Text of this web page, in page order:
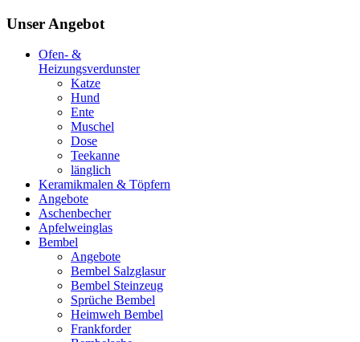
Unser Angebot
Ofen- &
Heizungsverdunster
Katze
Hund
Ente
Muschel
Dose
Teekanne
länglich
Keramikmalen & Töpfern
Angebote
Aschenbecher
Apfelweinglas
Bembel
Angebote
Bembel Salzglasur
Bembel Steinzeug
Sprüche Bembel
Heimweh Bembel
Frankforder